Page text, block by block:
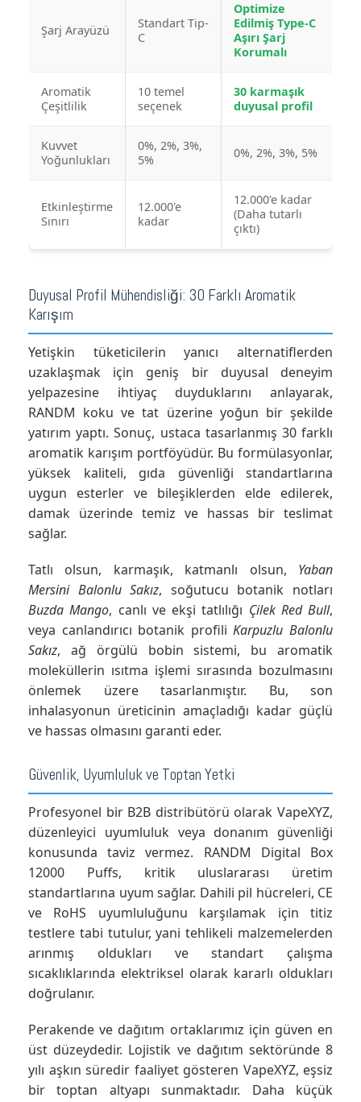
Şarj Arayüzü
Standart Tip-
C
Optimize
Edilmiş Type-C
Aşırı Şarj
Korumalı
Aromatik
Çeşitlilik
10 temel
seçenek
30 karmaşık
duyusal profil
Kuvvet
Yoğunlukları
0%, 2%, 3%,
5%
0%, 2%, 3%, 5%
Etkinleştirme
Sınırı
12.000'e
kadar
12.000'e kadar
(Daha tutarlı
çıktı)
Duyusal Profil Mühendisliği: 30 Farklı Aromatik
Karışım
Yetişkin tüketicilerin yanıcı alternatiflerden
uzaklaşmak için geniş bir duyusal deneyim
yelpazesine ihtiyaç duyduklarını anlayarak,
RANDM koku ve tat üzerine yoğun bir şekilde
yatırım yaptı. Sonuç, ustaca tasarlanmış 30 farklı
aromatik karışım portföyüdür. Bu formülasyonlar,
yüksek kaliteli, gıda güvenliği standartlarına
uygun esterler ve bileşiklerden elde edilerek,
damak üzerinde temiz ve hassas bir teslimat
sağlar.
Tatlı olsun, karmaşık, katmanlı olsun, Yaban
Mersini Balonlu Sakız, soğutucu botanik notları
Buzda Mango, canlı ve ekşi tatlılığı Çilek Red Bull,
veya canlandırıcı botanik profiliKarpuzlu Balonlu
Sakız, ağ örgülü bobin sistemi, bu aromatik
moleküllerin ısıtma işlemi sırasında bozulmasını
önlemek üzere tasarlanmıştır. Bu, son
inhalasyonun üreticinin amaçladığı kadar güçlü
ve hassas olmasını garanti eder.
Güvenlik, Uyumluluk ve Toptan Yetki
Profesyonel bir B2B distribütörü olarak VapeXYZ,
düzenleyici uyumluluk veya donanım güvenliği
konusunda taviz vermez. RANDM Digital Box
12000 Puffs, kritik uluslararası üretim
standartlarına uyum sağlar. Dahili pil hücreleri, CE
ve RoHS uyumluluğunu karşılamak için titiz
testlere tabi tutulur, yani tehlikeli malzemelerden
arınmış oldukları ve standart çalışma
sıcaklıklarında elektriksel olarak kararlı oldukları
doğrulanır.
Perakende ve dağıtım ortaklarımız için güven en
üst düzeydedir. Lojistik ve dağıtım sektöründe 8
yılı aşkın süredir faaliyet gösteren VapeXYZ, eşsiz
bir toptan altyapı sunmaktadır. Daha küçük